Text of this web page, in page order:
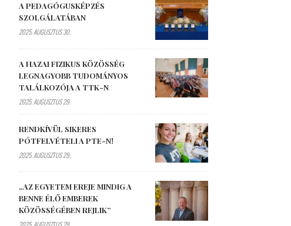
A PEDAGÓGUSKÉPZÉS
SZOLGÁLATÁBAN
2025. AUGUSZTUS 30.
A HAZAI FIZIKUS KÖZÖSSÉG
LEGNAGYOBB TUDOMÁNYOS
TALÁLKOZÓJA A TTK-N
2025. AUGUSZTUS 29.
RENDKÍVÜL SIKERES
PÓTFELVÉTELI A PTE-N!
2025. AUGUSZTUS 29.
„AZ EGYETEM EREJE MINDIG A
BENNE ÉLŐ EMBEREK
KÖZÖSSÉGÉBEN REJLIK”